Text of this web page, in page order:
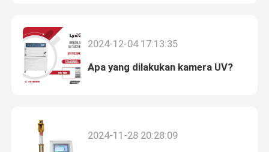
Hubungi kami
kasus
2024-12-04 17:13:35
Apa yang dilakukan kamera UV?
2024-11-28 20:28:09